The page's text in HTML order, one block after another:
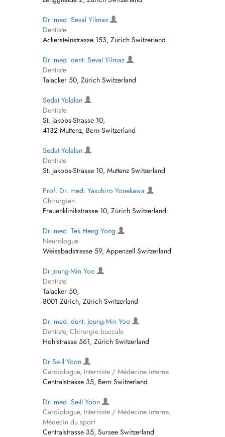
Dr. med. Seval Yilmaz
Dentiste
Ackersteinstrasse 153, Zürich Switzerland
Dr. med. dent. Seval Yilmaz
Dentiste
Talacker 50, Zürich Switzerland
Sedat Yolalan
Dentiste
St. Jakobs-Strasse 10,
4132 Muttenz, Bern Switzerland
Sedat Yolalan
Dentiste
St. Jakobs-Strasse 10, Muttenz Switzerland
Prof. Dr. med. Yasuhiro Yonekawa
Chirurgien
Frauenklinikstrasse 10, Zürich Switzerland
Dr. med. Tek Heng Yong
Neurologue
Weissbadstrasse 59, Appenzell Switzerland
Dr Joung-Min Yoo
Dentiste
Talacker 50,
8001 Zürich, Zürich Switzerland
Dr. med. dent. Joung-Min Yoo
Dentiste, Chirurgie buccale
Hohlstrasse 561, Zürich Switzerland
Dr Se-Il Yoon
Cardiologue, Interniste / Médecine interne
Centralstrasse 35, Bern Switzerland
Dr. med. Se-Il Yoon
Cardiologue, Interniste / Médecine interne,
Médecin du sport
Centralstrasse 35, Sursee Switzerland